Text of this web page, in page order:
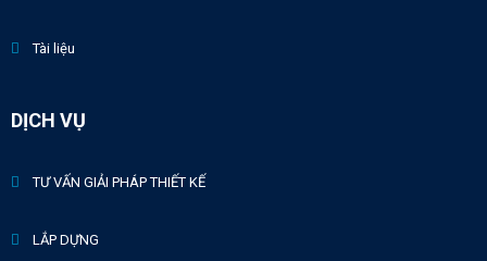
Tài liệu
DỊCH VỤ
TƯ VẤN GIẢI PHÁP THIẾT KẾ
LẮP DỰNG